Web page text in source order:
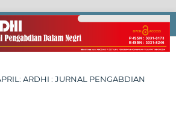
ARDHI : JURNAL PENGABDIAN